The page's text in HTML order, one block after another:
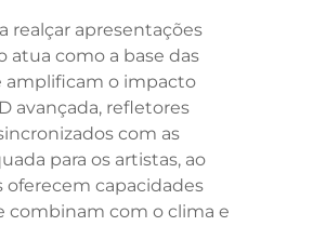
realçar apresentações
atua como a base das
amplificam o impacto
avançada, refletores
com as
para os artistas, ao
capacidades
combinam com o clima e